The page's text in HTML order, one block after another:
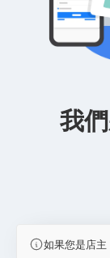
我
如果您是店主